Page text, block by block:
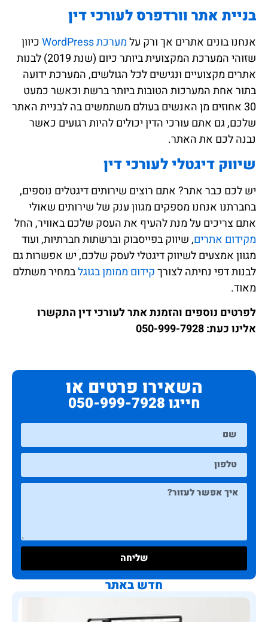
בניית אתר וורדפרס לעורכי דין
אנחנו בונים אתרים אך ורק עלמערכת WordPress
כיוון
שזוהי המערכת המקצועית ביותר כיום (שנת 2019) לבנות
אתרים מקצועיים ונגישים לכל הגולשים, המערכת ידועה
בתור אחת המערכות הטובות ביותר ברשת וכאשר כמעט
30 אחוזים מן האנשים בעולם משתמשים בה לבניית האתר
שלכם, גם אתם עורכי הדין יכולים להיות רגועים כאשר
נבנה לכם את האתר.
שיווק דיגטלי לעורכי דין
יש לכם כבר אתר? אתם רוצים שירותים דיגטלים נוספים,
בחברתנו אנחנו מספקים מגוון ענק של שירותים שאולי
אתם צריכים על מנת להעיף את העסק שלכם באוויר, החל
מקידום אתרים, שיווק בפייסבוק וברשתות חברתיות, ועוד
מגוון אמצעים לשיווק דיגטלי לעסק שלכם, יש אפשרות גם
לבנות דפי נחיתה לצורךקידום ממומן בגוגלבמחיר משתלם
מאוד.
לפרטים נוספים והזמנת אתר לעורכי דין התקשרו
אלינו כעת: 050-999-7928
השאירו פרטים או
חייגו 050-999-7928
שליחה
חדש באתר